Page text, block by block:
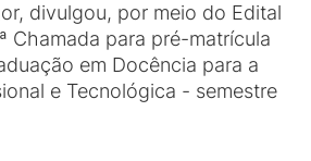
divulgou, por meio do Edital
Chamada para pré-matrícula
em Docência para a
e Tecnológica - semestre